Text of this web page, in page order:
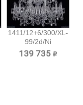
1411/12+6/300/XL-
99/2d/Ni
Хрустальная...
139 735 ₽